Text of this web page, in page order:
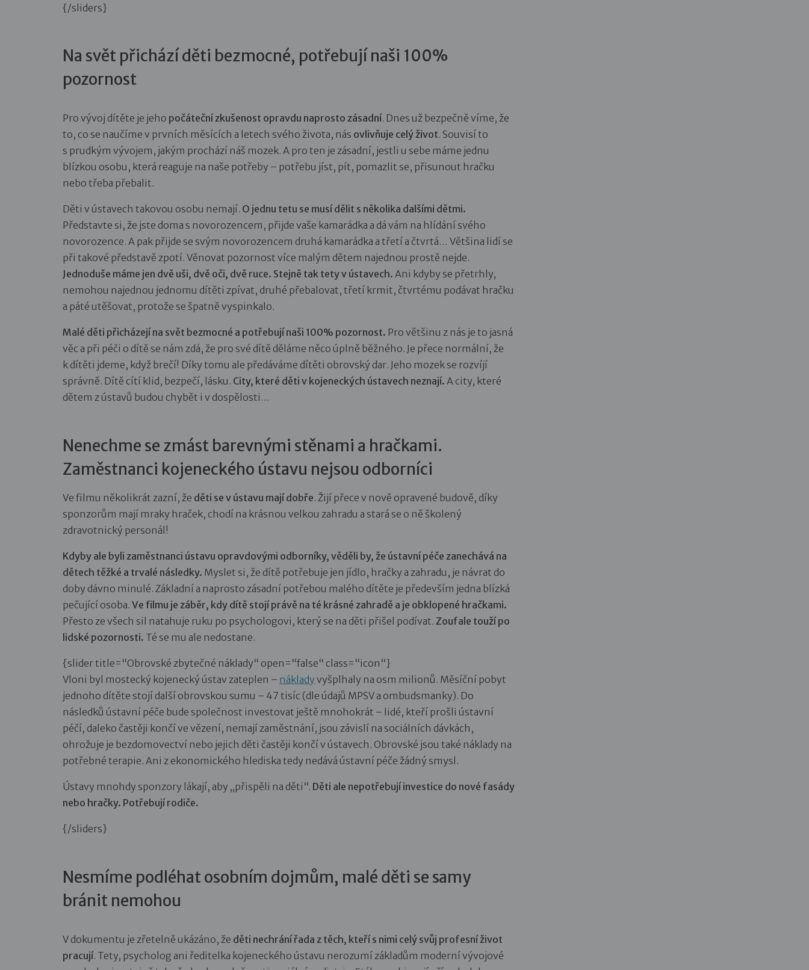
{/sliders}
Na svět přichází děti bezmocné, potřebují naši 100%
pozornost
Pro vývoj dítěte je jeho počáteční zkušenost opravdu naprosto zásadní. Dnes už bezpečně víme, že
to, co se naučíme v prvních měsících a letech svého života, nás ovlivňuje celý život. Souvisí to
s prudkým vývojem, jakým prochází náš mozek. A pro ten je zásadní, jestli u sebe máme jednu
blízkou osobu, která reaguje na naše potřeby – potřebu jíst, pít, pomazlit se, přisunout hračku
nebo třeba přebalit.
Děti v ústavech takovou osobu nemají. O jednu tetu se musí dělit s několika dalšími dětmi.
Představte si, že jste doma s novorozencem, přijde vaše kamarádka a dá vám na hlídání svého
novorozence. A pak přijde se svým novorozencem druhá kamarádka a třetí a čtvrtá… Většina lidí se
při takové představě zpotí. Věnovat pozornost více malým dětem najednou prostě nejde.
Jednoduše máme jen dvě uši, dvě oči, dvě ruce. Stejně tak tety v ústavech. Ani kdyby se přetrhly,
nemohou najednou jednomu dítěti zpívat, druhé přebalovat, třetí krmit, čtvrtému podávat hračku
a páté utěšovat, protože se špatně vyspinkalo.
Malé děti přicházejí na svět bezmocné a potřebují naši 100% pozornost. Pro většinu z nás je to jasná
věc a při péči o dítě se nám zdá, že pro své dítě děláme něco úplně běžného. Je přece normální, že
k dítěti jdeme, když brečí! Díky tomu ale předáváme dítěti obrovský dar. Jeho mozek se rozvíjí
správně. Dítě cítí klid, bezpečí, lásku. City, které děti v kojeneckých ústavech neznají. A city, které
dětem z ústavů budou chybět i v dospělosti…
Nenechme se zmást barevnými stěnami a hračkami.
Zaměstnanci kojeneckého ústavu nejsou odborníci
Ve filmu několikrát zazní, že děti se v ústavu mají dobře. Žijí přece v nově opravené budově, díky
sponzorům mají mraky hraček, chodí na krásnou velkou zahradu a stará se o ně školený
zdravotnický personál!
Kdyby ale byli zaměstnanci ústavu opravdovými odborníky, věděli by, že ústavní péče zanechává na
dětech těžké a trvalé následky. Myslet si, že dítě potřebuje jen jídlo, hračky a zahradu, je návrat do
doby dávno minulé. Základní a naprosto zásadní potřebou malého dítěte je především jedna blízká
pečující osoba. Ve filmu je záběr, kdy dítě stojí právě na té krásné zahradě a je obklopené hračkami.
Přesto ze všech sil natahuje ruku po psychologovi, který se na děti přišel podívat. Zoufale touží po
lidské pozornosti. Té se mu ale nedostane.
{slider title=“Obrovské zbytečné náklady“ open=“false“ class=“icon“}
Vloni byl mostecký kojenecký ústav zateplen – náklady vyšplhaly na osm milionů. Měsíční pobyt
jednoho dítěte stojí další obrovskou sumu – 47 tisíc (dle údajů MPSV a ombudsmanky). Do
následků ústavní péče bude společnost investovat ještě mnohokrát – lidé, kteří prošli ústavní
péčí, daleko častěji končí ve vězení, nemají zaměstnání, jsou závislí na sociálních dávkách,
ohrožuje je bezdomovectví nebo jejich děti častěji končí v ústavech. Obrovské jsou také náklady na
potřebné terapie. Ani z ekonomického hlediska tedy nedává ústavní péče žádný smysl.
Ústavy mnohdy sponzory lákají, aby „přispěli na děti“. Děti ale nepotřebují investice do nové fasády
nebo hračky. Potřebují rodiče.
{/sliders}
Nesmíme podléhat osobním dojmům, malé děti se samy
bránit nemohou
V dokumentu je zřetelně ukázáno, že děti nechrání řada z těch, kteří s nimi celý svůj profesní život
pracují. Tety, psycholog ani ředitelka kojeneckého ústavu nerozumí základům moderní vývojové